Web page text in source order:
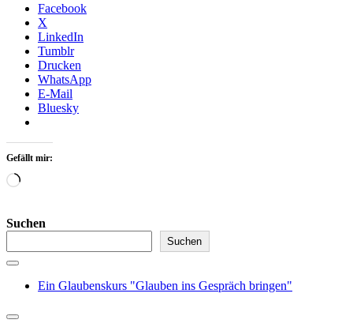
Facebook
X
LinkedIn
Tumblr
Drucken
WhatsApp
E-Mail
Bluesky
Gefällt mir:
Wird
Suchen
Suchen
Ein Glaubenskurs "Glauben ins Gespräch bringen"